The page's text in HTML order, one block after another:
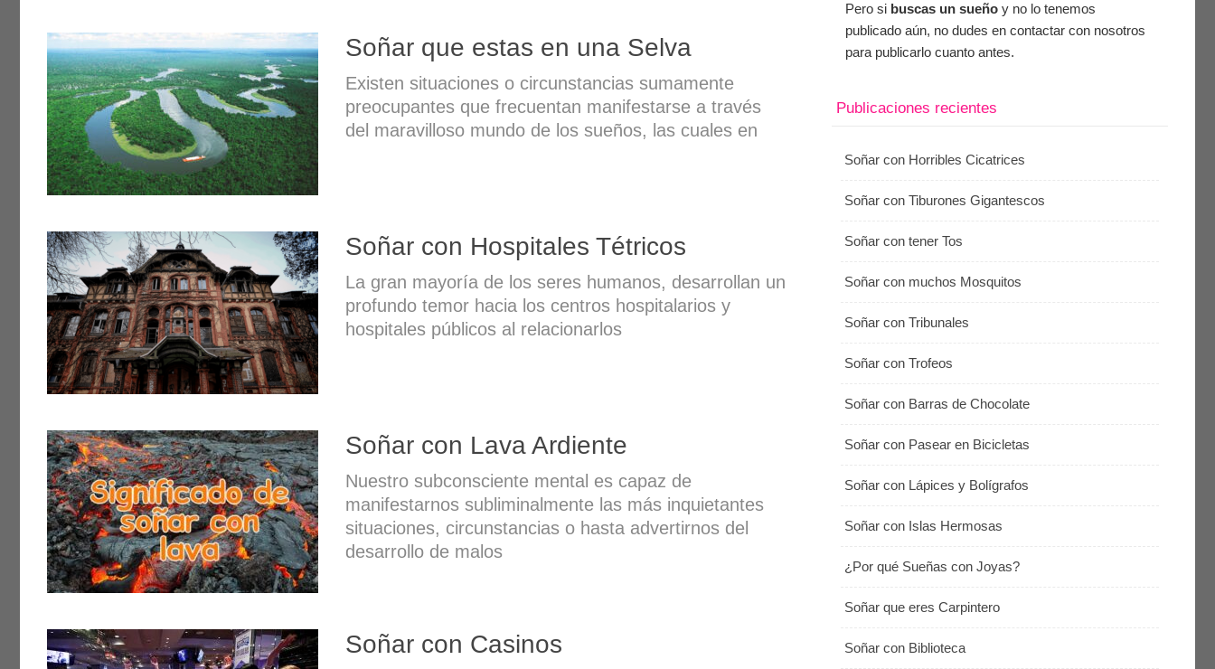
Soñar que estas en una Selva
Existen situaciones o circunstancias sumamente
preocupantes que frecuentan manifestarse a través
del maravilloso mundo de los sueños, las cuales en
Soñar con Hospitales Tétricos
La gran mayoría de los seres humanos, desarrollan un
profundo temor hacia los centros hospitalarios y
hospitales públicos al relacionarlos
Soñar con Lava Ardiente
Nuestro subconsciente mental es capaz de
manifestarnos subliminalmente las más inquietantes
situaciones, circunstancias o hasta advertirnos del
desarrollo de malos
Soñar con Casinos
Pero si buscas un sueño y no lo tenemos
publicado aún, no dudes en contactar con nosotros
para publicarlo cuanto antes.
Publicaciones recientes
Soñar con Horribles Cicatrices
Soñar con Tiburones Gigantescos
Soñar con tener Tos
Soñar con muchos Mosquitos
Soñar con Tribunales
Soñar con Trofeos
Soñar con Barras de Chocolate
Soñar con Pasear en Bicicletas
Soñar con Lápices y Bolígrafos
Soñar con Islas Hermosas
¿Por qué Sueñas con Joyas?
Soñar que eres Carpintero
Soñar con Biblioteca